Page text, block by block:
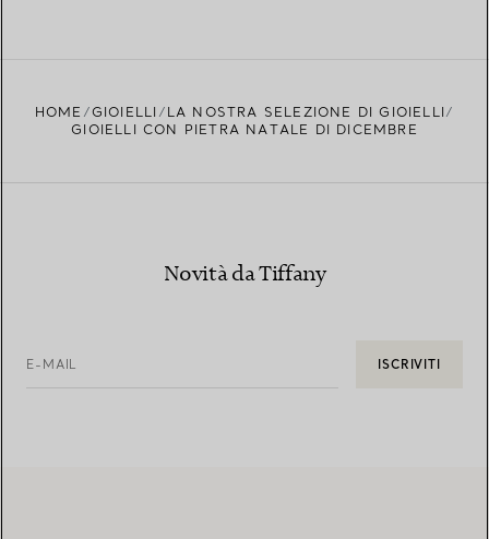
HOME GIOIELLI
LA NOSTRA SELEZIONE DI GIOIELLI
GIOIELLI CON PIETRA NATALE DI DICEMBRE
Novità da Tiffany
E-MAIL ISCRIVITI